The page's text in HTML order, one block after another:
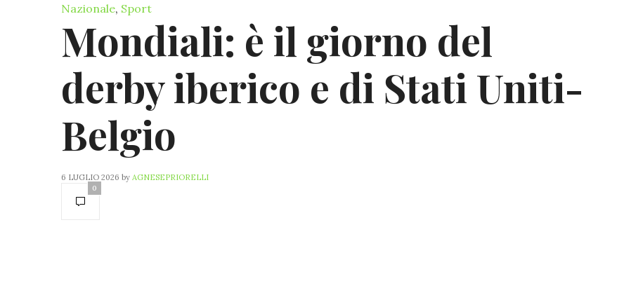
Nazionale, Sport
Mondiali: è il giorno del
derby iberico e di Stati Uniti-
Belgio
6 LUGLIO 2026 by AGNESEPRIORELLI
0